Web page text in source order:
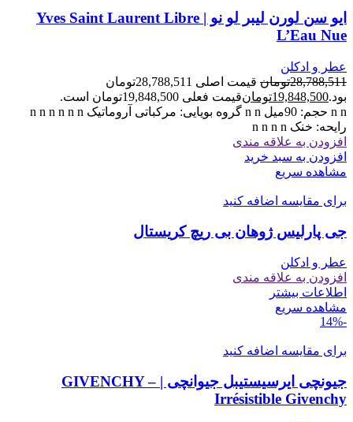
ایو سن لورن لیبر لو نو | Yves Saint Laurent Libre
L’Eau Nue
عطر و ادکلن
28,788,511تومان
قیمت اصلی 28,788,511تومان
بود.19,848,500تومانقیمت فعلی 19,848,500تومان است.
n n حجم: 90میل n n گروه بویایی: مرکباتی آروماتیک n n n n n n
رایحه: خنک n n n n
افزودن به علاقه مندی
افزودن به سبد خرید
مشاهده سریع
برای مقایسه اضافه کنید
جی پارلیس ژوهان بی ریچ کریستال
عطر و ادکلن
افزودن به علاقه مندی
اطلاعات بیشتر
مشاهده سریع
-14%
برای مقایسه اضافه کنید
جیونچی ایرسیستیبل جیوانچی | GIVENCHY –
Irrésistible Givenchy